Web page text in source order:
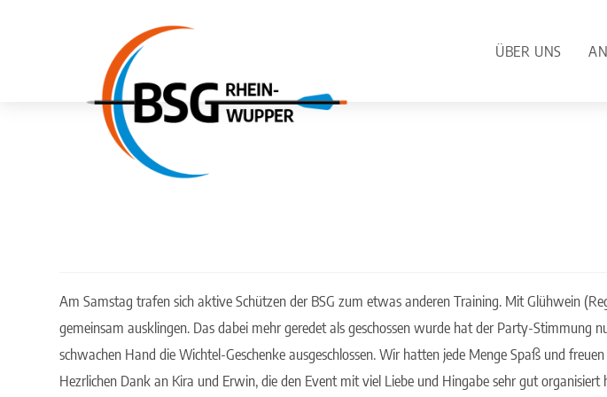
ÜBER UNS
Am Samstag trafen sich aktive Schützen der BSG zum etwas anderen Training. Mit Glühwein
gemeinsam ausklingen. Das dabei mehr geredet als geschossen wurde hat der Party-
schwachen Hand die Wichtel-Geschenke ausgeschlossen. Wir hatten jede Menge Spaß und
Hezrlichen Dank an Kira und Erwin, die den Event mit viel Liebe und Hingabe sehr gut organisiert